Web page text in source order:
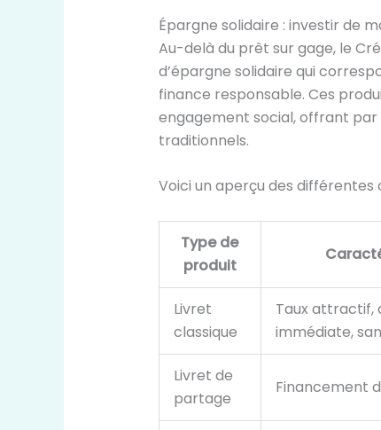
Épargne solidaire : investir de
Au-delà du prêt sur gage, le
d’épargne solidaire qui
finance responsable. Ces
engagement social, offrant
traditionnels.
Voici un aperçu des différentes
Type de
produit
Livret
classique
Taux attractif,
immédiate,
Livret de
partage
Financement